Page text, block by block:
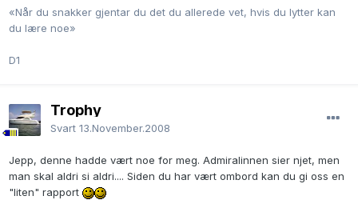
«Når du snakker gjentar du det du allerede vet, hvis du lytter kan
du lære noe»
D1
Trophy
Svart 13.November.2008
Jepp, denne hadde vært noe for meg. Admiralinnen sier njet, men
man skal aldri si aldri.... Siden du har vært ombord kan du gi oss en
"liten" rapport